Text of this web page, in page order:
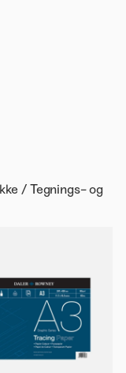
/ Tegnings- og